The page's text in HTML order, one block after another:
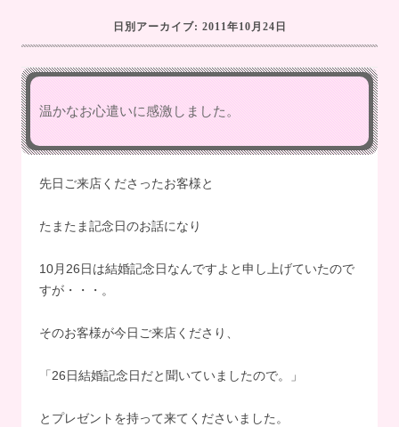
日別アーカイブ: 2011年10月24日
温かなお心遣いに感激しました。
先日ご来店くださったお客様と
たまたま記念日のお話になり
10月26日は結婚記念日なんですよと申し上げていたので
すが・・・。
そのお客様が今日ご来店くださり、
「26日結婚記念日だと聞いていましたので。」
とプレゼントを持って来てくださいました。